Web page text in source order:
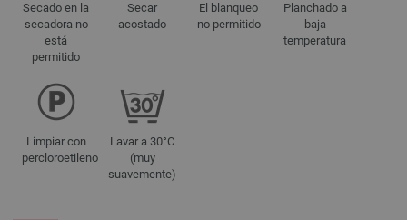
Secado en la
secadora no
está
permitido
Secar
acostado
El blanqueo
no permitido
Planchado a
baja
temperatura
Limpiar con
percloroetileno
Lavar a 30°C
(muy
suavemente)